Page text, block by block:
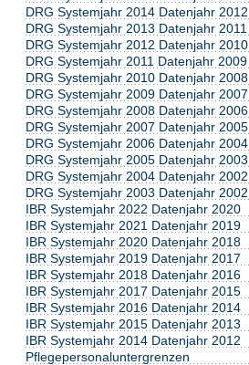
DRG Systemjahr 2014 Datenjahr 2012
DRG Systemjahr 2013 Datenjahr 2011
DRG Systemjahr 2012 Datenjahr 2010
DRG Systemjahr 2011 Datenjahr 2009
DRG Systemjahr 2010 Datenjahr 2008
DRG Systemjahr 2009 Datenjahr 2007
DRG Systemjahr 2008 Datenjahr 2006
DRG Systemjahr 2007 Datenjahr 2005
DRG Systemjahr 2006 Datenjahr 2004
DRG Systemjahr 2005 Datenjahr 2003
DRG Systemjahr 2004 Datenjahr 2002
DRG Systemjahr 2003 Datenjahr 2002
IBR Systemjahr 2022 Datenjahr 2020
IBR Systemjahr 2021 Datenjahr 2019
IBR Systemjahr 2020 Datenjahr 2018
IBR Systemjahr 2019 Datenjahr 2017
IBR Systemjahr 2018 Datenjahr 2016
IBR Systemjahr 2017 Datenjahr 2015
IBR Systemjahr 2016 Datenjahr 2014
IBR Systemjahr 2015 Datenjahr 2013
IBR Systemjahr 2014 Datenjahr 2012
Pflegepersonaluntergrenzen